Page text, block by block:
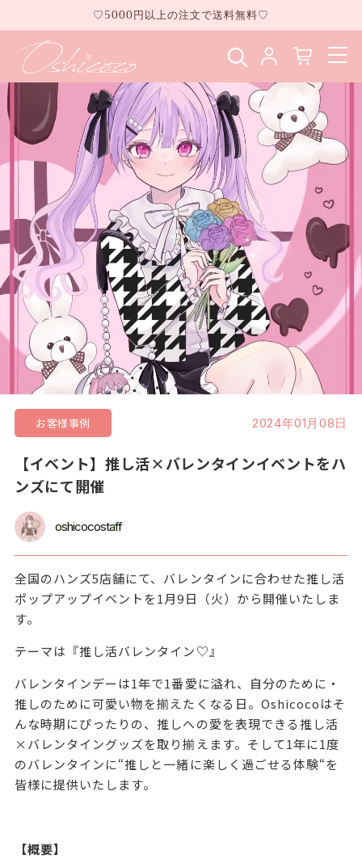
進む
♡5000円以上の注文で送料無料♡
お客様事例 2024年01月08日
【イベント】推し活×バレンタインイベントをハ
ンズにて開催
oshicocostaff
全国のハンズ5店舗にて、バレンタインに合わせた推し活
ポップアップイベントを1月9日（火）から開催いたしま
す。
テーマは『推し活バレンタイン♡』
バレンタインデーは1年で1番愛に溢れ、自分のために・
推しのために可愛い物を揃えたくなる日。Oshicocoはそ
んな時期にぴったりの、推しへの愛を表現できる推し活
×バレンタイングッズを取り揃えます。そして1年に1度
のバレンタインに“推しと一緒に楽しく過ごせる体験“を
皆様に提供いたします。
【概要】